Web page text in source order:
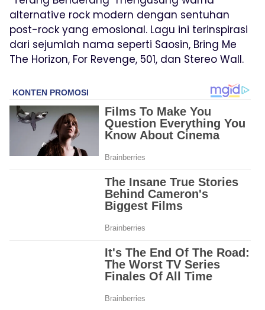
alternative rock modern dengan sentuhan
post-rock yang emosional. Lagu ini terinspirasi
dari sejumlah nama seperti Saosin, Bring Me
The Horizon, For Revenge, 501, dan Stereo Wall.